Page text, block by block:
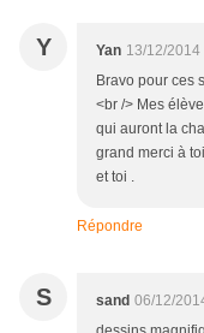
Y Yan 13/12/2014
Bravo pour ces
<br /> Mes
qui auront la
grand merci à
et toi .
Répondre
S sand 06/12/